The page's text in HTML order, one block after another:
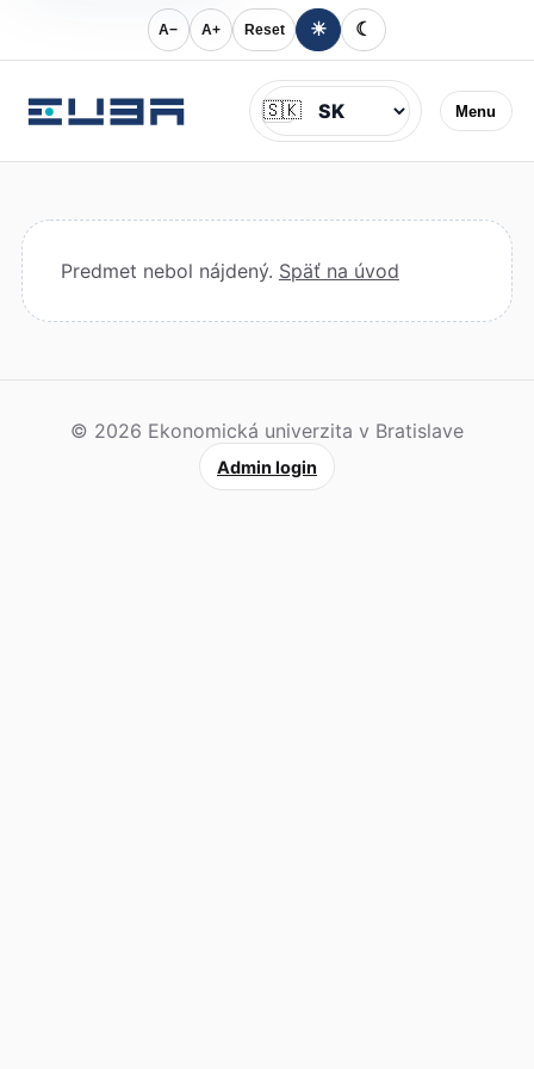
A− A+ Reset ☀ ☾
Menu
Jazyk
🇸🇰
Predmet nebol nájdený. Späť na úvod
© 2026 Ekonomická univerzita v Bratislave
Admin login